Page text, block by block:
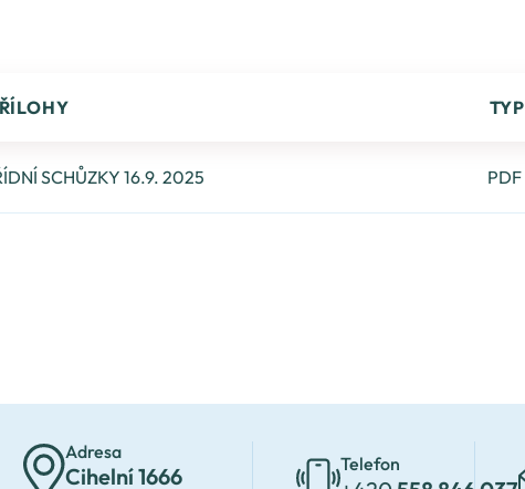
TYP
SCHŮZKY 16.9. 2025 PDF
Adresa
Cihelní 1666 Telefon